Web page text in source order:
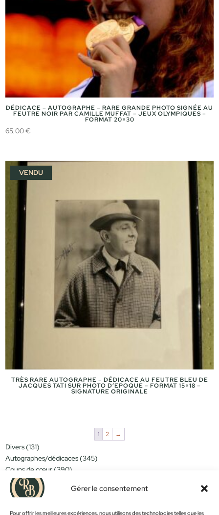
Gérer le consentement
Pour offrir les meilleures expériences, nous utilisons des technologies telles que les
DÉDICACE – AUTOGRAPHE – RARE GRANDE PHOTO SIGNÉE AU
FEUTRE NOIR PAR CAMILLE MUFFAT – JEUX OLYMPIQUES –
FORMAT 20×30
65,00€
VENDU
TRÈS RARE AUTOGRAPHE – DÉDICACE AU FEUTRE BLEU DE
JACQUES TATI SUR PHOTO D’EPOQUE – FORMAT 15×18 –
SIGNATURE ORIGINALE
1 2 →
Divers 131131
produits
Autographes/dédicaces 345345
Coups de cœur 390390
Miniatures/jouets
produits
Moins de 15€
produits